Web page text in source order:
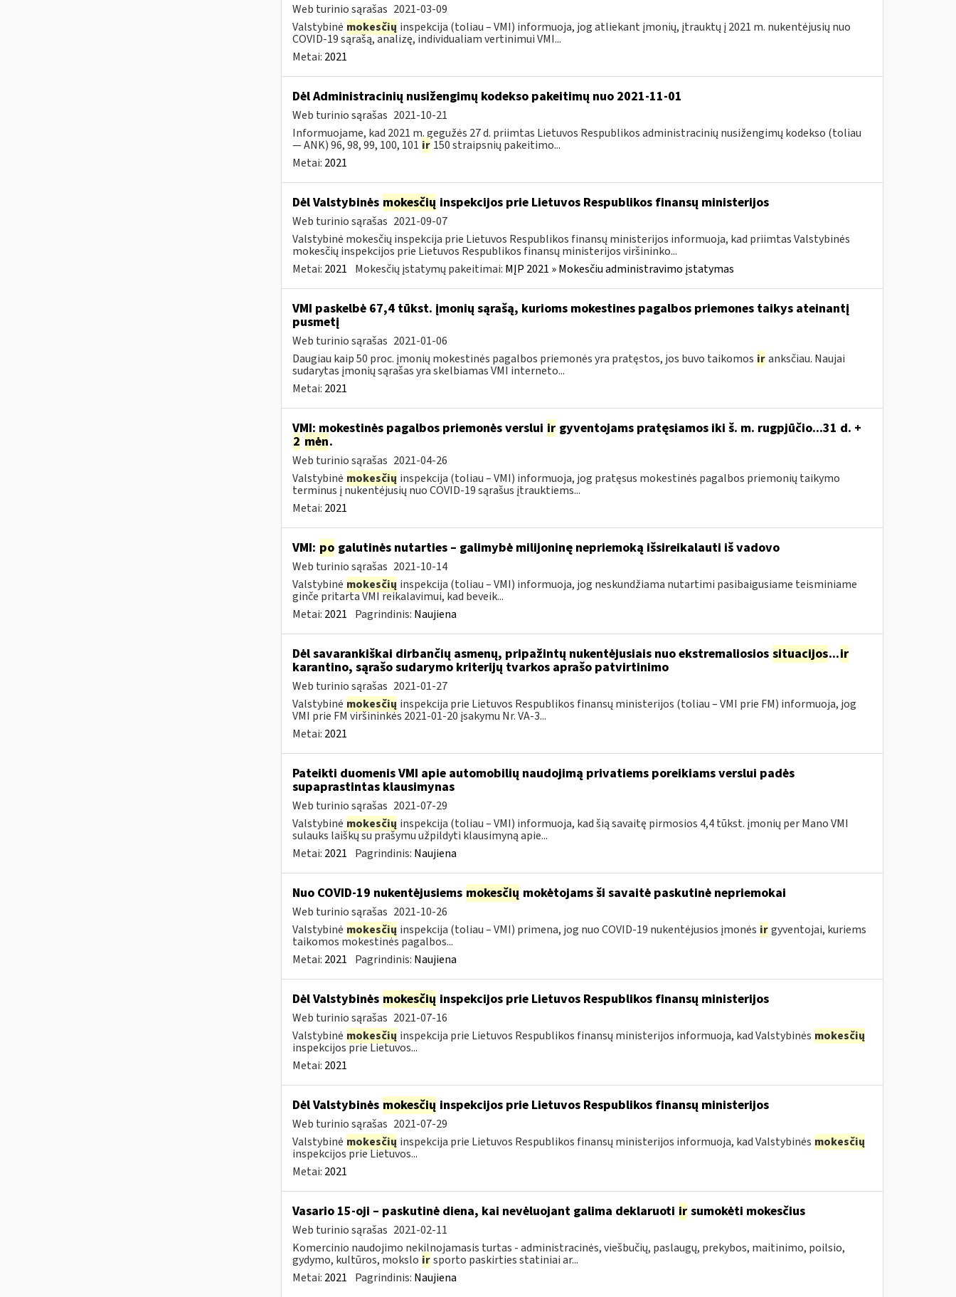
Web turinio sąrašas 2021-03-09
Valstybinė mokesčių inspekcija (toliau – VMI) informuoja, jog atliekant įmonių, įtrauktų į 2021 m. nukentėjusių nuo
COVID-19 sąrašą, analizę, individualiam vertinimui VMI...
Metai: 2021
Dėl Administracinių nusižengimų kodekso pakeitimų nuo 2021-11-01
Web turinio sąrašas 2021-10-21
Informuojame, kad 2021 m. gegužės 27 d. priimtas Lietuvos Respublikos administracinių nusižengimų kodekso (toliau
— ANK) 96, 98, 99, 100, 101 ir 150 straipsnių pakeitimo...
Metai: 2021
Dėl Valstybinės mokesčių inspekcijos prie Lietuvos Respublikos finansų ministerijos
Web turinio sąrašas 2021-09-07
Valstybinė mokesčių inspekcija prie Lietuvos Respublikos finansų ministerijos informuoja, kad priimtas Valstybinės
mokesčių inspekcijos prie Lietuvos Respublikos finansų ministerijos viršininko...
Metai: 2021 Mokesčių įstatymų pakeitimai: MĮP 2021 » Mokesčiu administravimo įstatymas
VMI paskelbė 67,4 tūkst. įmonių sąrašą, kurioms mokestines pagalbos priemones taikys ateinantį
pusmetį
Web turinio sąrašas 2021-01-06
Daugiau kaip 50 proc. įmonių mokestinės pagalbos priemonės yra pratęstos, jos buvo taikomos ir anksčiau. Naujai
sudarytas įmonių sąrašas yra skelbiamas VMI interneto...
Metai: 2021
VMI: mokestinės pagalbos priemonės verslui irgyventojams pratęsiamos iki š. m. rugpjūčio...31 d. +
2 mėn.
Web turinio sąrašas 2021-04-26
Valstybinė mokesčių inspekcija (toliau – VMI) informuoja, jog pratęsus mokestinės pagalbos priemonių taikymo
terminus į nukentėjusių nuo COVID-19 sąrašus įtrauktiems...
Metai: 2021
VMI: po galutinės nutarties – galimybė milijoninę nepriemoką išsireikalauti iš vadovo
Web turinio sąrašas 2021-10-14
Valstybinė mokesčių inspekcija (toliau – VMI) informuoja, jog neskundžiama nutartimi pasibaigusiame teisminiame
ginče pritarta VMI reikalavimui, kad beveik...
Metai: 2021 Pagrindinis: Naujiena
Dėl savarankiškai dirbančių asmenų, pripažintų nukentėjusiais nuo ekstremaliosios situacijos...ir
karantino, sąrašo sudarymo kriterijų tvarkos aprašo patvirtinimo
Web turinio sąrašas 2021-01-27
Valstybinė mokesčių inspekcija prie Lietuvos Respublikos finansų ministerijos (toliau – VMI prie FM) informuoja, jog
VMI prie FM viršininkės 2021-01-20 įsakymu Nr. VA-3...
Metai: 2021
Pateikti duomenis VMI apie automobilių naudojimą privatiems poreikiams verslui padės
supaprastintas klausimynas
Web turinio sąrašas 2021-07-29
Valstybinė mokesčių inspekcija (toliau – VMI) informuoja, kad šią savaitę pirmosios 4,4 tūkst. įmonių per Mano VMI
sulauks laiškų su prašymu užpildyti klausimyną apie...
Metai: 2021 Pagrindinis: Naujiena
Nuo COVID-19 nukentėjusiems mokesčių mokėtojams ši savaitė paskutinė nepriemokai
Web turinio sąrašas 2021-10-26
Valstybinė mokesčių inspekcija (toliau – VMI) primena, jog nuo COVID-19 nukentėjusios įmonės ir gyventojai, kuriems
taikomos mokestinės pagalbos...
Metai: 2021 Pagrindinis: Naujiena
Dėl Valstybinės mokesčių inspekcijos prie Lietuvos Respublikos finansų ministerijos
Web turinio sąrašas 2021-07-16
Valstybinė mokesčių inspekcija prie Lietuvos Respublikos finansų ministerijos informuoja, kad Valstybinės mokesčių
inspekcijos prie Lietuvos...
Metai: 2021
Dėl Valstybinės mokesčių inspekcijos prie Lietuvos Respublikos finansų ministerijos
Web turinio sąrašas 2021-07-29
Valstybinė mokesčių inspekcija prie Lietuvos Respublikos finansų ministerijos informuoja, kad Valstybinės mokesčių
inspekcijos prie Lietuvos...
Metai: 2021
Vasario 15-oji – paskutinė diena, kai nevėluojant galima deklaruoti irsumokėti mokesčius
Web turinio sąrašas 2021-02-11
Komercinio naudojimo nekilnojamasis turtas - administracinės, viešbučių, paslaugų, prekybos, maitinimo, poilsio,
gydymo, kultūros, mokslo ir sporto paskirties statiniai ar...
Metai: 2021 Pagrindinis: Naujiena